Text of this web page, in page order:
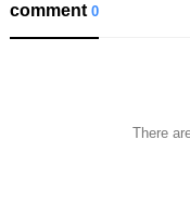
comment0
There